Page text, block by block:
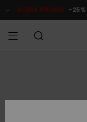
del
DOBLE PROMO -